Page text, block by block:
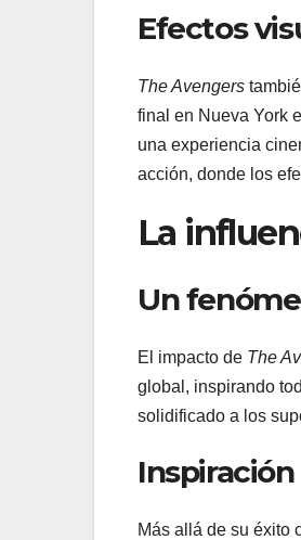
Efectos
The Avengers
final en Nueva York
una experiencia
acción, donde los
La
Un
El impacto de The
global, inspirando
solidificado a los
Más allá de su éxito